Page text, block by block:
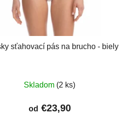
sťahovací pás na brucho - biely
Skladom (2 ks)
od €23,90